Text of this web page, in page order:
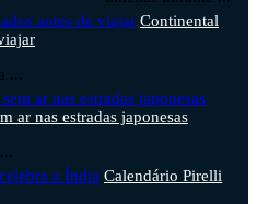
Continental
...
ar nas estradas japonesas
Calendário Pirelli